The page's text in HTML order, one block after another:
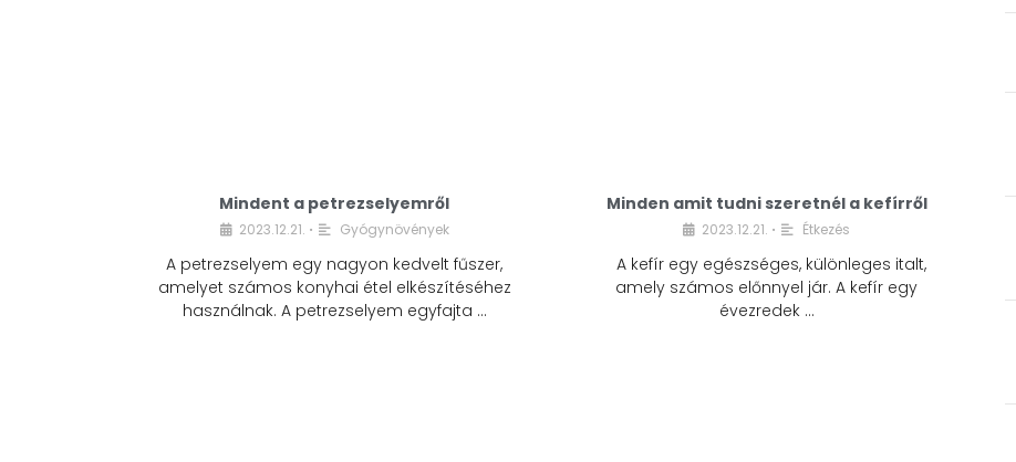
Mindent a petrezselyemről
2023.12.21. • Gyógynövények
A petrezselyem egy nagyon kedvelt fűszer,
amelyet számos konyhai étel elkészítéséhez
használnak. A petrezselyem egyfajta …
Minden amit tudni szeretnél a kefírről
2023.12.21. • Étkezés
A kefír egy egészséges, különleges italt,
amely számos előnnyel jár. A kefír egy
évezredek …